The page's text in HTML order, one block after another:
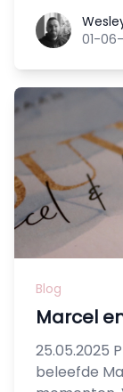
Wesley van
01-
Blog
Marcel
25.05.2025
beleefde